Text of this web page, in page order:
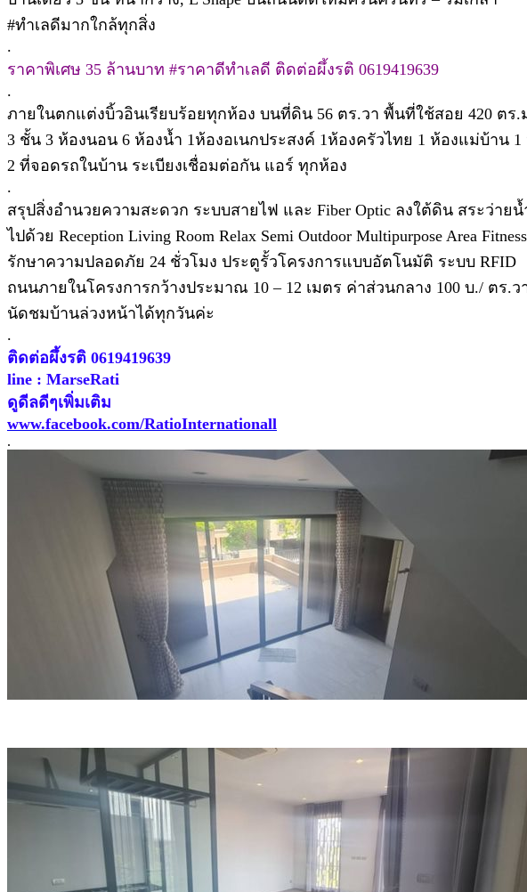
#ทำเลดีมากใกล้ทุกสิ่ง
.
ราคาพิเศษ 35 ล้านบาท #ราคาดีทำเลดี ติดต่อผึ้งรติ 0619419639
.
ภายในตกแต่งบิ้วอินเรียบร้อยทุกห้อง บนที่ดิน 56 ตร.วา พื้นที่ใช้สอย 420 ตร.
3 ชั้น 3 ห้องนอน 6 ห้องน้ำ 1ห้องอเนกประสงค์ 1ห้องครัวไทย 1 ห้องแม่บ้าน 1
2 ที่จอดรถในบ้าน ระเบียงเชื่อมต่อกัน แอร์ ทุกห้อง
.
สรุปสิ่งอำนวยความสะดวก ระบบสายไฟ และ Fiber Optic ลงใต้ดิน สระว่าย
ไปด้วย Reception Living Room Relax Semi Outdoor Multipurpose Area
รักษาความปลอดภัย 24 ชั่วโมง ประตูรั้วโครงการแบบอัตโนมัติ ระบบ RFID
ถนนภายในโครงการกว้างประมาณ 10 – 12 เมตร ค่าส่วนกลาง 100 บ./ ตร.ว
นัดชมบ้านล่วงหน้าได้ทุกวันค่ะ
.
ติดต่อผึ้งรติ 0619419639
line : MarseRati
ดูดีลดีๆเพิ่มเติม
www.facebook.com/RatioInternationall
.